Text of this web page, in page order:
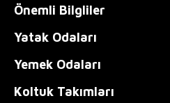
Önemli Bilgliler
Yatak Odaları
Yemek Odaları
Koltuk Takımları